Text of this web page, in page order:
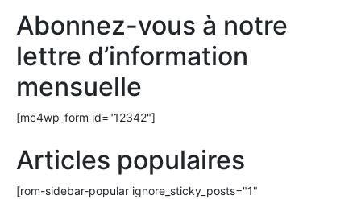
Abonnez-vous à notre
lettre d’information
mensuelle
[mc4wp_form id="12342"]
Articles populaires
[rom-sidebar-popular ignore_sticky_posts="1"